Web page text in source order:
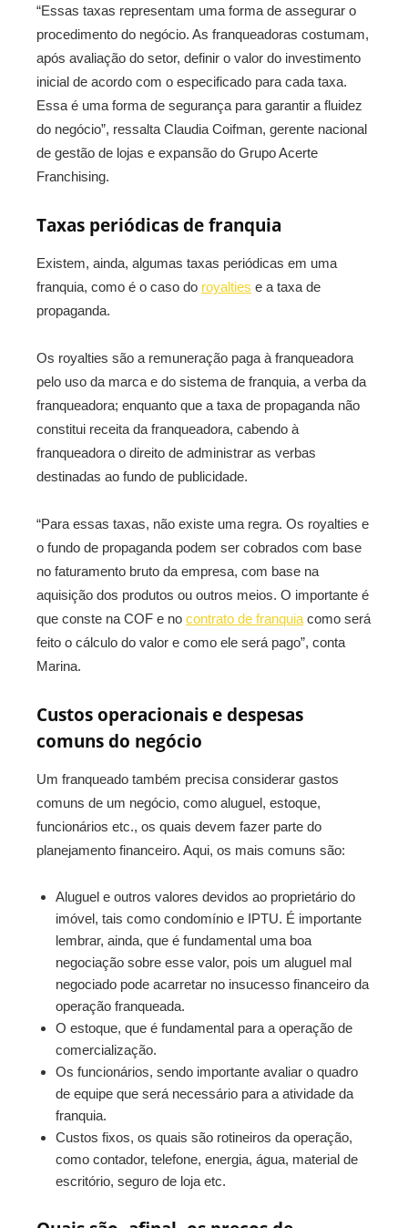
“Essas taxas representam uma forma de assegurar o
procedimento do negócio. As franqueadoras costumam,
após avaliação do setor, definir o valor do investimento
inicial de acordo com o especificado para cada taxa.
Essa é uma forma de segurança para garantir a fluidez
do negócio”, ressalta Claudia Coifman, gerente nacional
de gestão de lojas e expansão do Grupo Acerte
Franchising.
Taxas periódicas de franquia
Existem, ainda, algumas taxas periódicas em uma
franquia, como é o caso do royalties e a taxa de
propaganda.
Os royalties são a remuneração paga à franqueadora
pelo uso da marca e do sistema de franquia, a verba da
franqueadora; enquanto que a taxa de propaganda não
constitui receita da franqueadora, cabendo à
franqueadora o direito de administrar as verbas
destinadas ao fundo de publicidade.
“Para essas taxas, não existe uma regra. Os royalties e
o fundo de propaganda podem ser cobrados com base
no faturamento bruto da empresa, com base na
aquisição dos produtos ou outros meios. O importante é
que conste na COF e no contrato de franquia como será
feito o cálculo do valor e como ele será pago”, conta
Marina.
Custos operacionais e despesas
comuns do negócio
Um franqueado também precisa considerar gastos
comuns de um negócio, como aluguel, estoque,
funcionários etc., os quais devem fazer parte do
planejamento financeiro. Aqui, os mais comuns são:
Aluguel e outros valores devidos ao proprietário do
imóvel, tais como condomínio e IPTU. É importante
lembrar, ainda, que é fundamental uma boa
negociação sobre esse valor, pois um aluguel mal
negociado pode acarretar no insucesso financeiro da
operação franqueada.
O estoque, que é fundamental para a operação de
comercialização.
Os funcionários, sendo importante avaliar o quadro
de equipe que será necessário para a atividade da
franquia.
Custos fixos, os quais são rotineiros da operação,
como contador, telefone, energia, água, material de
escritório, seguro de loja etc.